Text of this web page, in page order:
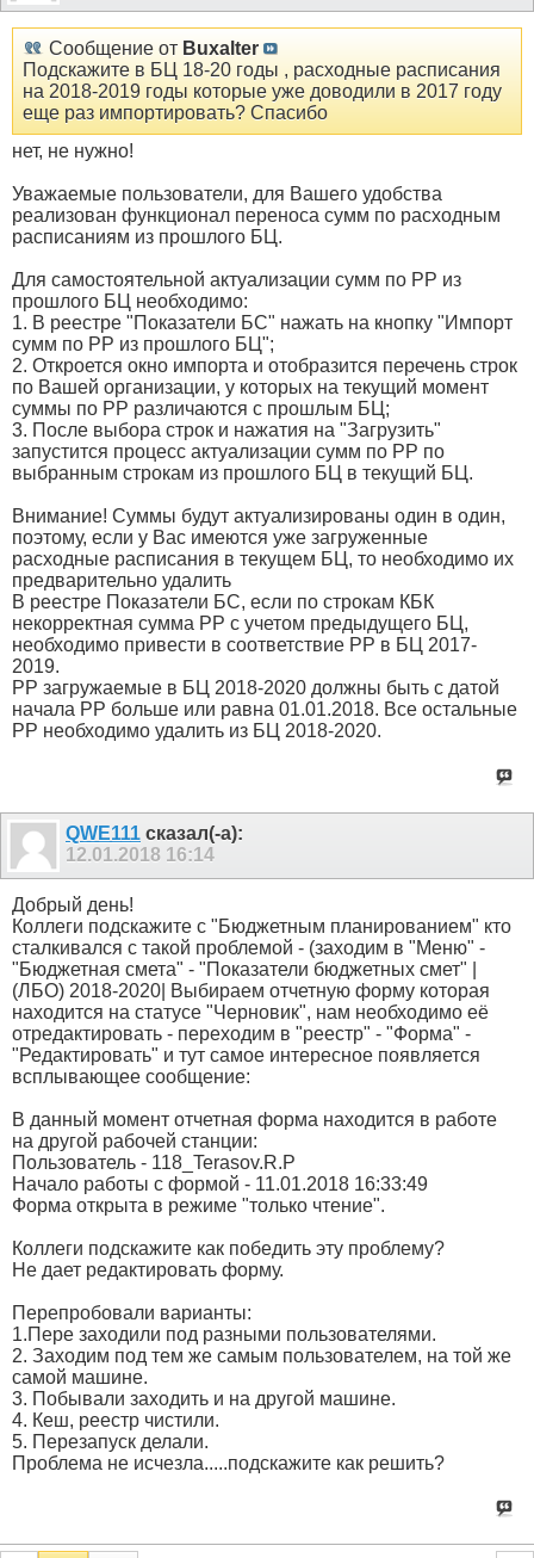
Сообщение от Buxalter
Подскажите в БЦ 18-20 годы , расходные расписания
на 2018-2019 годы которые уже доводили в 2017 году
еще раз импортировать? Спасибо
нет, не нужно!
Уважаемые пользователи, для Вашего удобства
реализован функционал переноса сумм по расходным
расписаниям из прошлого БЦ.
Для самостоятельной актуализации сумм по РР из
прошлого БЦ необходимо:
1. В реестре "Показатели БС" нажать на кнопку "Импорт
сумм по РР из прошлого БЦ";
2. Откроется окно импорта и отобразится перечень строк
по Вашей организации, у которых на текущий момент
суммы по РР различаются с прошлым БЦ;
3. После выбора строк и нажатия на "Загрузить"
запустится процесс актуализации сумм по РР по
выбранным строкам из прошлого БЦ в текущий БЦ.
Внимание! Суммы будут актуализированы один в один,
поэтому, если у Вас имеются уже загруженные
расходные расписания в текущем БЦ, то необходимо их
предварительно удалить
В реестре Показатели БС, если по строкам КБК
некорректная сумма РР с учетом предыдущего БЦ,
необходимо привести в соответствие РР в БЦ 2017-
2019.
РР загружаемые в БЦ 2018-2020 должны быть с датой
начала РР больше или равна 01.01.2018. Все остальные
РР необходимо удалить из БЦ 2018-2020.
QWE111 сказал(-а):
12.01.2018 16:14
Добрый день!
Коллеги подскажите с "Бюджетным планированием" кто
сталкивался с такой проблемой - (заходим в "Меню" -
"Бюджетная смета" - "Показатели бюджетных смет" |
(ЛБО) 2018-2020| Выбираем отчетную форму которая
находится на статусе "Черновик", нам необходимо её
отредактировать - переходим в "реестр" - "Форма" -
"Редактировать" и тут самое интересное появляется
всплывающее сообщение:
В данный момент отчетная форма находится в работе
на другой рабочей станции:
Пользователь - 118_Terasov.R.P
Начало работы с формой - 11.01.2018 16:33:49
Форма открыта в режиме "только чтение".
Коллеги подскажите как победить эту проблему?
Не дает редактировать форму.
Перепробовали варианты:
1.Пере заходили под разными пользователями.
2. Заходим под тем же самым пользователем, на той же
самой машине.
3. Побывали заходить и на другой машине.
4. Кеш, реестр чистили.
5. Перезапуск делали.
Проблема не исчезла.....подскажите как решить?